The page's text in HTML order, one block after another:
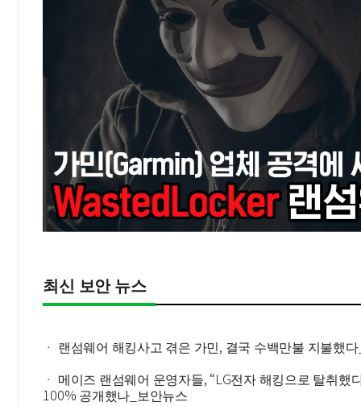
최신 보안 뉴스
ㆍ 랜섬웨어 해킹사고 겪은 가민, 결국 수백만불 지불했
ㆍ 메이즈 랜섬웨어 운영자들, “LG전자 해킹으로 탈취했
100% 공개했나_보안뉴스